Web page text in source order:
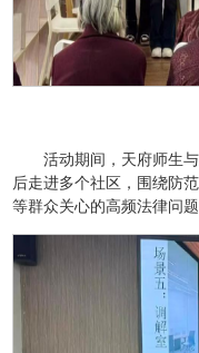
活动期间，天府师生
后走进多个社区，围绕防
等群众关心的高频法律问